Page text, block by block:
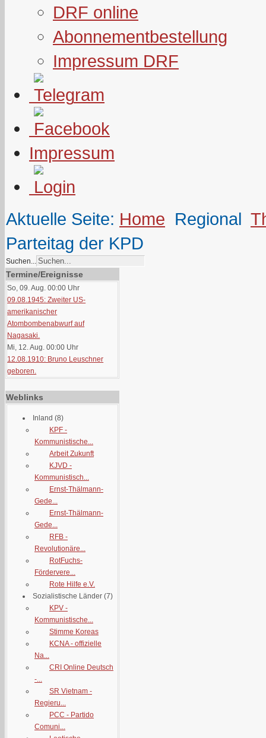
DRF online
Abonnementbestellung
Impressum DRF
Impressum
Aktuelle Seite: Home Regional
Parteitag der KPD
Suchen...
Termine/Ereignisse
So, 09. Aug. 00:00 Uhr
09.08.1945: Zweiter US-
amerikanischer
Atombombenabwurf auf
Nagasaki.
Mi, 12. Aug. 00:00 Uhr
12.08.1910: Bruno Leuschner
geboren.
Weblinks
Inland (8)
KPF -
Kommunistische...
Arbeit Zukunft
KJVD -
Kommunistisch...
Ernst-Thälmann-
Gede...
Ernst-Thälmann-
Gede...
RFB -
Revolutionäre...
RotFuchs-
Fördervere...
Rote Hilfe e.V.
Sozialistische Länder (7)
KPV -
Kommunistische...
Stimme Koreas
KCNA - offizielle
Na...
CRI Online Deutsch
-...
SR Vietnam -
Regieru...
PCC - Partido
Comuni...